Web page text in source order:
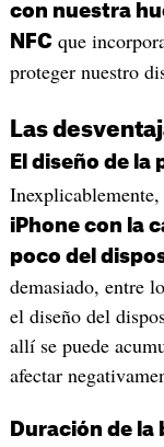
con nuestra
NFC que
proteger nuestro
Las
El diseño de la
Inexplicablemente,
iPhone con la
poco del
demasiado, entre
el diseño del
allí se puede
afectar
Duración de la